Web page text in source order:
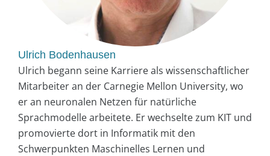
Ulrich Bodenhausen
Ulrich begann seine Karriere als wissenschaftlicher
Mitarbeiter an der Carnegie Mellon University, wo
er an neuronalen Netzen für natürliche
Sprachmodelle arbeitete. Er wechselte zum KIT und
promovierte dort in Informatik mit den
Schwerpunkten Maschinelles Lernen und